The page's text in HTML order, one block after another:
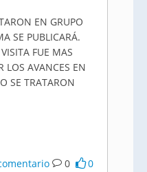
EN GRUPO
SE PUBLICARÁ.
FUE MAS
LOS AVANCES EN
SE TRATARON
0 0